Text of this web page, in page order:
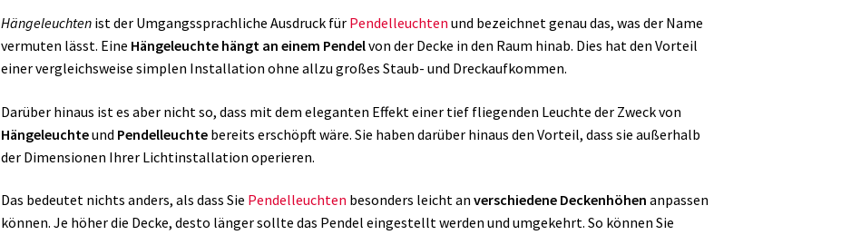
Hängeleuchtenist der Umgangssprachliche Ausdruck für Pendelleuchten und bezeichnet genau das, was der Name
vermuten lässt. Eine Hängeleuchte hängt an einem Pendelvon der Decke in den Raum hinab. Dies hat den Vorteil
einer vergleichsweise simplen Installation ohne allzu großes Staub- und Dreckaufkommen.
Darüber hinaus ist es aber nicht so, dass mit dem eleganten Effekt einer tief fliegenden Leuchte der Zweck von
Hängeleuchteund Pendelleuchtebereits erschöpft wäre. Sie haben darüber hinaus den Vorteil, dass sie außerhalb
der Dimensionen Ihrer Lichtinstallation operieren.
Das bedeutet nichts anders, als dass Sie Pendelleuchten besonders leicht an verschiedene Deckenhöhen anpassen
können. Je höher die Decke, desto länger sollte das Pendel eingestellt werden und umgekehrt. So können Sie